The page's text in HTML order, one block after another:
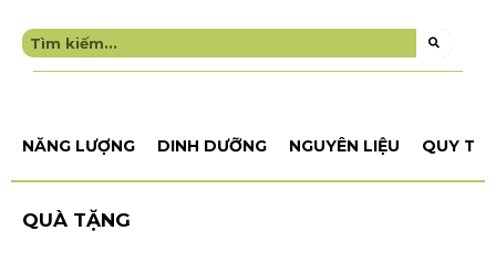
NĂNG LƯỢNG DINH DƯỠNG NGUYÊN LIỆU QUY
QUÀ TẶNG